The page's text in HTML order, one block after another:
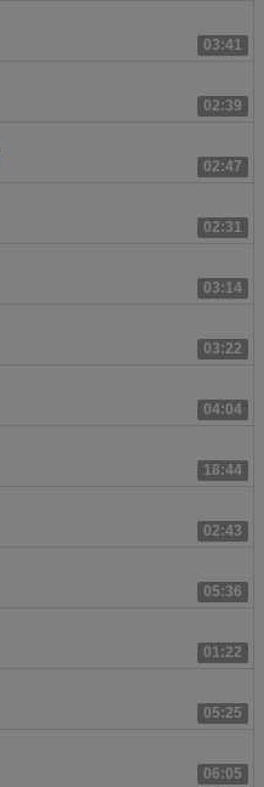
03:41
02:39
02:47
02:31
03:14
03:22
04:04
18:44
02:43
05:36
01:22
05:25
06:05